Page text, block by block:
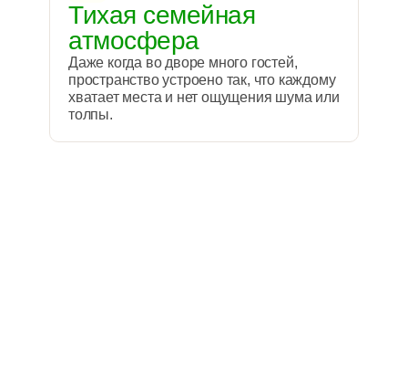
Тихая семейная
атмосфера
Даже когда во дворе много гостей,
пространство устроено так, что каждому
хватает места и нет ощущения шума или
толпы.